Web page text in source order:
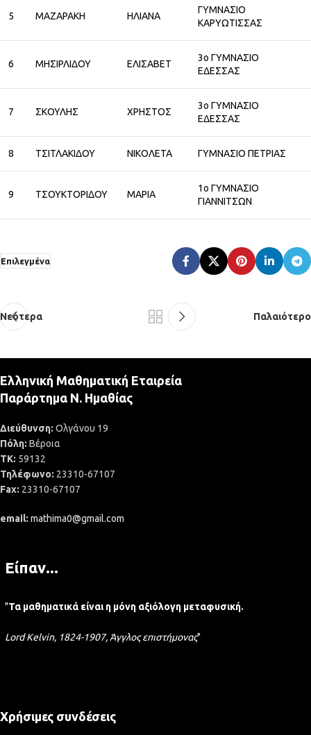
5 ΜΑΖΑΡΑΚΗ ΗΛΙΑΝΑ
ΓΥΜΝΑΣΙΟ
ΚΑΡΥΩΤΙΣΣΑΣ
6 ΜΗΣΙΡΛΙΔΟΥ ΕΛΙΣΑΒΕΤ
3ο ΓΥΜΝΑΣΙΟ
ΕΔΕΣΣΑΣ
7 ΣΚΟΥΛΗΣ ΧΡΗΣΤΟΣ
3ο ΓΥΜΝΑΣΙΟ
ΕΔΕΣΣΑΣ
8 ΤΣΙΤΛΑΚΙΔΟΥ ΝΙΚΟΛΕΤΑ ΓΥΜΝΑΣΙΟ ΠΕΤΡΙΑΣ
9 ΤΣΟΥΚΤΟΡΙΔΟΥ ΜΑΡΙΑ
1ο ΓΥΜΝΑΣΙΟ
ΓΙΑΝΝΙΤΣΩΝ
Επιλεγμένα
Νεότερα Παλαιότερο
Ελληνική Μαθηματική Εταιρεία
Παράρτημα Ν. Ημαθίας
Διεύθυνση: Ολγάνου 19
Πόλη: Βέροια
ΤΚ: 59132
Τηλέφωνο: 23310-67107
Fax: 23310-67107
email: mathima0@gmail.com
Είπαν...
"Τα μαθηματικά είναι η μόνη αξιόλογη μεταφυσική.
Lord Kelvin, 1824-1907, Άγγλος επιστήμονας"
Χρήσιμες συνδέσεις